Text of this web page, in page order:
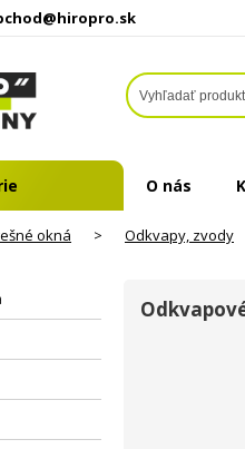
O nás
okná > Odkvapy, zvody